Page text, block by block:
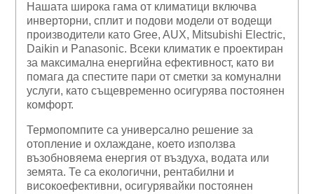
Нашата широка гама от климатици включва
инверторни, сплит и подови модели от водещи
производители като Gree, AUX, Mitsubishi Electric,
Daikin и Panasonic. Всеки климатик е проектиран
за максимална енергийна ефективност, като ви
помага да спестите пари от сметки за комунални
услуги, като същевременно осигурява постоянен
комфорт.
Термопомпите са универсално решение за
отопление и охлаждане, което използва
възобновяема енергия от въздуха, водата или
земята. Те са екологични, рентабилни и
високоефективни, осигурявайки постоянен